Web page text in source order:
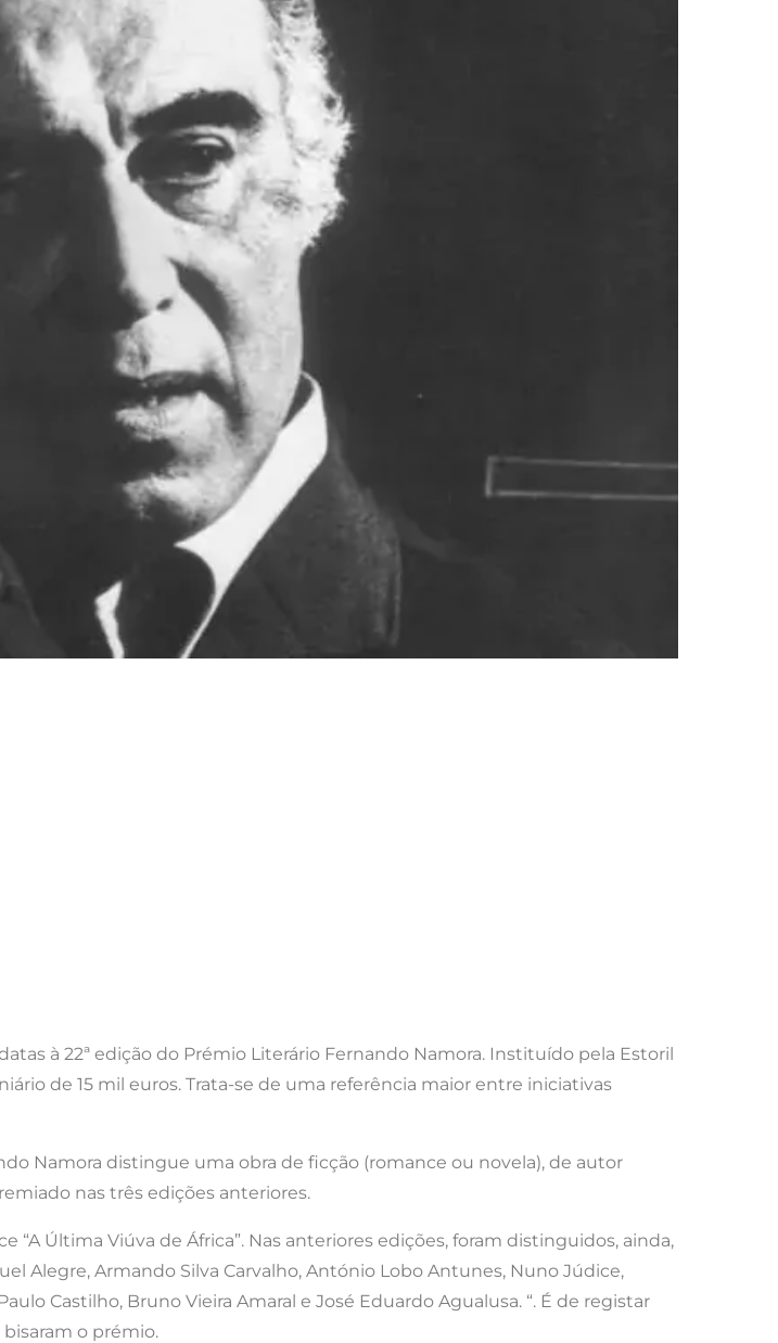
à 22ª edição do Prémio Literário Fernando Namora. Instituído pela Estoril
de 15 mil euros. Trata-se de uma referência maior entre iniciativas
Namora distingue uma obra de ficção (romance ou novela), de autor
nas três edições anteriores.
“A Última Viúva de África”. Nas anteriores edições, foram distinguidos, ainda,
Alegre, Armando Silva Carvalho, António Lobo Antunes, Nuno Júdice,
Castilho, Bruno Vieira Amaral e José Eduardo Agualusa. “. É de registar
bisaram o prémio.